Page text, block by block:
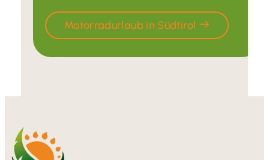
Motorradurlaub in Südtirol